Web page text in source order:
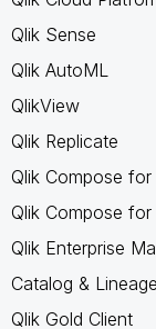
Qlik Sense
Qlik AutoML
QlikView
Qlik Replicate
Qlik Compose
Qlik Compose
Qlik Enterprise
Catalog & Lineage
Qlik Gold Client